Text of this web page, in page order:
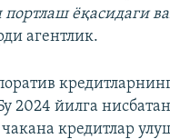
ёқасидаги
агентлик.
2024 йилга
кредитлар